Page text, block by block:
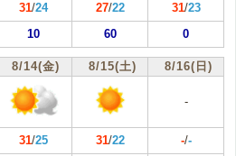
31/24 27/22 31/23
10 60 0
8/14(金) 8/15(土) 8/16(日)
-
31/25 31/22 -/-